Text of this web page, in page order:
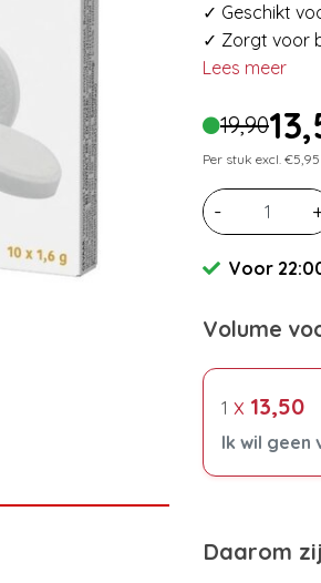
✓ Geschikt
✓ Zorgt voor
Lees meer
19,90
Per stuk excl. €5,95
-
Voor
Volume
1 x 13,50
Ik wil geen
Daarom